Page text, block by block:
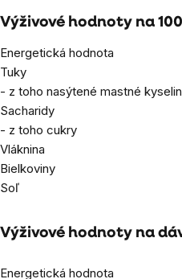
Výživové hodnoty na
Energetická hodnota
Tuky
- z toho nasýtené mastné
Sacharidy
- z toho cukry
Vláknina
Bielkoviny
Soľ
Výživové hodnoty na
Energetická hodnota